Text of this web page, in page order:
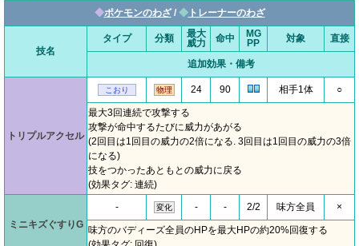
◆ポケモンのわざ/ ◆トレーナーのわざ
技名
タイプ 分類
最大
威力
命中
MG
PP
対象 直接
追加効果・備考
トリプルアクセル
こおり 物理 24 90 相手1体 ○
最大3回連続で攻撃する
攻撃が命中するたびに威力があがる
(2回目は1回目の威力の2倍になる. 3回目は1回目の威力の3倍
になる)
技をつかったあともとの威力に戻る
(効果タグ: 連続)
ミニキズぐすりG
- 変化 - - 2/2 味方全員 ×
味方のバディーズ全員のHPを最大HPの約20%回復する